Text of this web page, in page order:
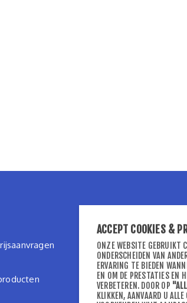
ACCEPT COOKIES &
ONZE WEBSITE GEBRUIKT
ONDERSCHEIDEN VAN
ERVARING TE BIEDEN
EN OM DE PRESTATIES EN
VERBETEREN. DOOR OP
KLIKKEN, AANVAARD U